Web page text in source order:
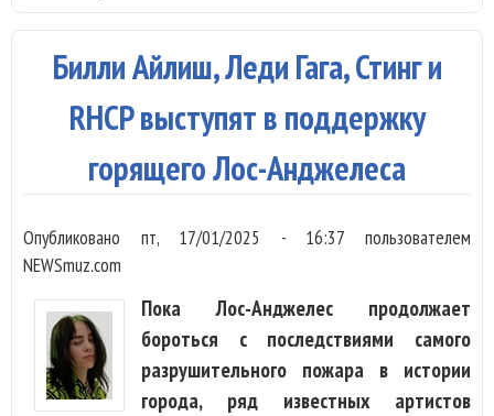
Билли Айлиш, Леди Гага, Стинг и
RHCP выступят в поддержку
горящего Лос-Анджелеса
Опубликовано пт, 17/01/2025 - 16:37 пользователем
NEWSmuz.com
Пока Лос-Анджелес продолжает
бороться с последствиями самого
разрушительного пожара в истории
города, ряд известных артистов